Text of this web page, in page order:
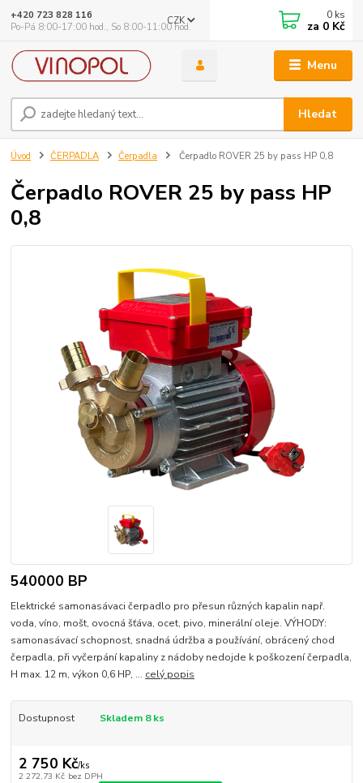
Menu
CZK
Hledat
+420 723 828 116
Po-Pá 8:00-17:00 hod., So 8:00-11:00 hod.
0 ks
za 0 Kč
Úvod ČERPADLA Čerpadla Čerpadlo ROVER 25 by pass HP 0,8
Čerpadlo ROVER 25 by pass HP
0,8
540000 BP
Elektrické samonasávaci čerpadlo pro přesun různých kapalin např.
voda, víno, mošt, ovocná šťáva, ocet, pivo, minerální oleje. VÝHODY:
samonasávací schopnost, snadná údržba a používání, obrácený chod
čerpadla, při vyčerpání kapaliny z nádoby nedojde k poškození čerpadla,
H max. 12 m, výkon 0,6 HP, ... celý popis
Dostupnost Skladem 8 ks
2 750 Kč/ks
2 272,73 Kč bez DPH